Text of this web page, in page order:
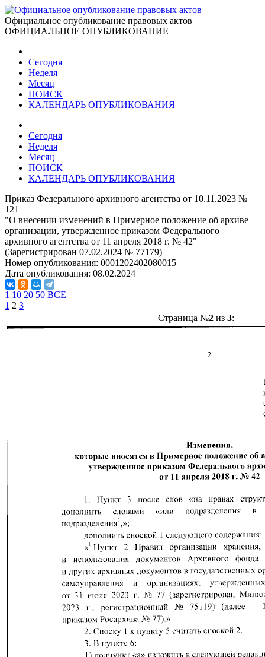
Официальное опубликование правовых актов
ОФИЦИАЛЬНОЕ ОПУБЛИКОВАНИЕ
Сегодня
Неделя
Месяц
ПОИСК
КАЛЕНДАРЬ ОПУБЛИКОВАНИЯ
Сегодня
Неделя
Месяц
ПОИСК
КАЛЕНДАРЬ ОПУБЛИКОВАНИЯ
Приказ Федерального архивного агентства от 10.11.2023 №
121
"О внесении изменений в Примерное положение об архиве
организации, утвержденное приказом Федерального
архивного агентства от 11 апреля 2018 г. № 42"
(Зарегистрирован 07.02.2024 № 77179)
Номер опубликования: 0001202402080015
Дата опубликования: 08.02.2024
1 10 20 50 ВСЕ
1 2 3
Страница №2из 3: